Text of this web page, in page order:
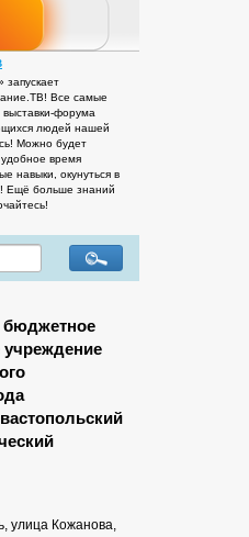
запускает
Все самые
форума
людей нашей
Можно будет
удобное время
навыки, окунуться в
Ещё больше знаний
бюджетное
учреждение
улица Кожанова,